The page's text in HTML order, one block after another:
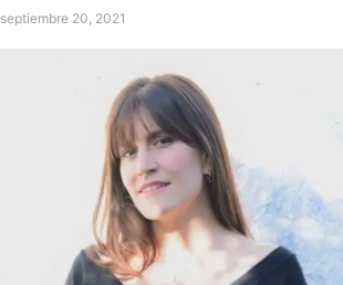
septiembre 20, 2021